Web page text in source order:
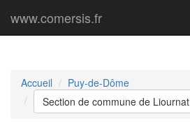
www.comersis.fr
Accueil
Puy-de-Dôme
Section de commune de Liournat